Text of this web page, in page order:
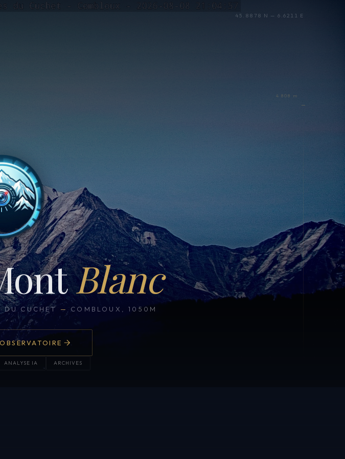
45.8878 N — 6.6211 E
Blanc
DU CUCHET — COMBLOUX, 1050M
ANALYSE IA ARCHIVES